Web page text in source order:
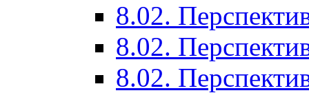
8.02.
8.02.
8.02.